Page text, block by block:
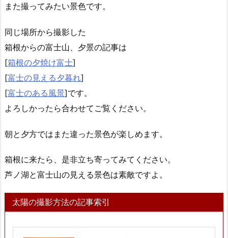
また撮ってみたい景色です。
同じ場所から撮影した
箱根からの富士山、夕景の記事は
[箱根の夕焼け富士]
[富士の見える夕暮れ]
[富士のある風景]です。
よろしかったら合わせてご覧ください。
朝と夕方ではまた違った景色が楽しめます。
箱根に来たら、是非立ち寄ってみてください。
芦ノ湖と富士山の見える景色は素敵ですよ。
太陽の撮影方法の記事索引